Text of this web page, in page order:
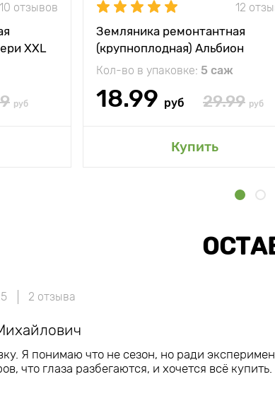
10 отзывов
XXL
руб
12
Земляника ремонтантная
(крупноплодная) Альбион
Кол-во в упаковке: 5 саж
18.99 руб 29.99 руб
Купить
2 отзыва
Я понимаю что не сезон, но ради
что глаза разбегаются, и хочется всё